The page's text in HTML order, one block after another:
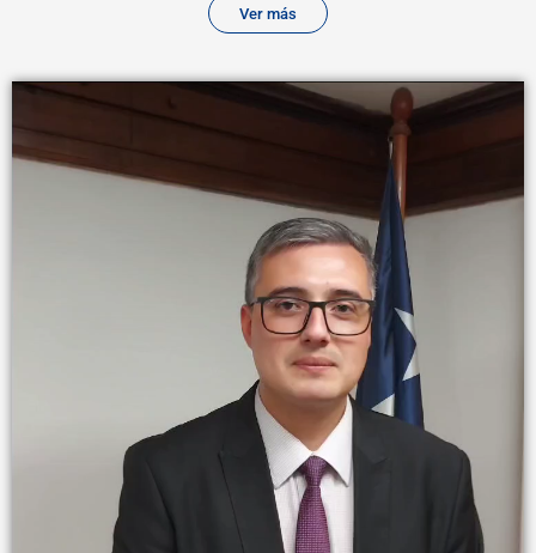
Ver más